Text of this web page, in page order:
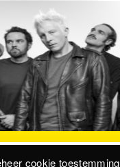
cookie toestemming